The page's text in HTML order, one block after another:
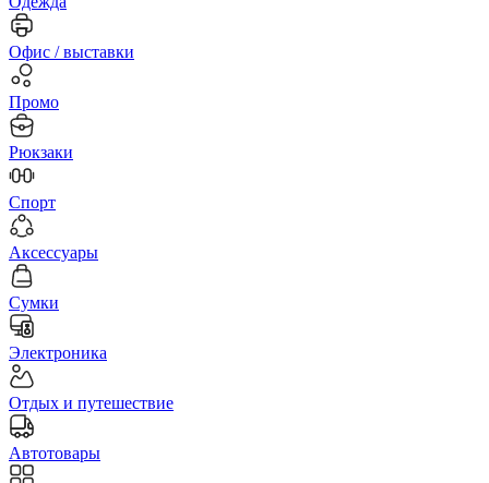
Офис / выставки
Промо
Рюкзаки
Спорт
Аксессуары
Сумки
Электроника
Отдых и путешествие
Автотовары